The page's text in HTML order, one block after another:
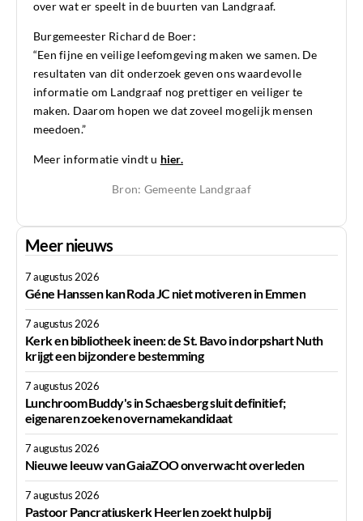
over wat er speelt in de buurten van Landgraaf.
Burgemeester Richard de Boer:
“Een fijne en veilige leefomgeving maken we samen. De
resultaten van dit onderzoek geven ons waardevolle
informatie om Landgraaf nog prettiger en veiliger te
maken. Daarom hopen we dat zoveel mogelijk mensen
meedoen.”
Meer informatie vindt u hier.
Bron: Gemeente Landgraaf
Meer nieuws
7 augustus 2026
Géne Hanssen kan Roda JC niet motiveren in Emmen
7 augustus 2026
Kerk en bibliotheek ineen: de St. Bavo in dorpshart Nuth
krijgt een bijzondere bestemming
7 augustus 2026
Lunchroom Buddy's in Schaesberg sluit definitief;
eigenaren zoeken overnamekandidaat
7 augustus 2026
Nieuwe leeuw van GaiaZOO onverwacht overleden
7 augustus 2026
Pastoor Pancratiuskerk Heerlen zoekt hulp bij